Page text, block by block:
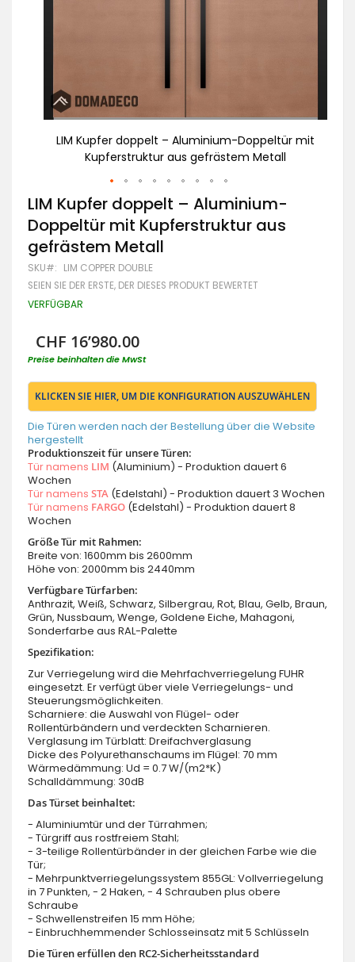
LIM Kupfer doppelt – Aluminium-Doppeltür mit
Kupferstruktur aus gefrästem Metall
Zum
Anfang
der
Bildgalerie
springen
LIM Kupfer doppelt – Aluminium-
Doppeltür mit Kupferstruktur aus
gefrästem Metall
SKU LIM COPPER DOUBLE
SEIEN SIE DER ERSTE, DER DIESES PRODUKT BEWERTET
VERFÜGBAR
CHF 16’980.00
Preise beinhalten die MwSt
KLICKEN SIE HIER, UM DIE KONFIGURATION AUSZUWÄHLEN
Die Türen werden nach der Bestellung über die Website
hergestellt
Produktionszeit für unsere Türen:
Tür namens LIM (Aluminium) - Produktion dauert 6
Wochen
Tür namens STA (Edelstahl) - Produktion dauert 3 Wochen
Tür namens FARGO (Edelstahl) - Produktion dauert 8
Wochen
Größe Tür mit Rahmen:
Breite von: 1600mm bis 2600mm
Höhe von: 2000mm bis 2440mm
Verfügbare Türfarben:
Anthrazit, Weiß, Schwarz, Silbergrau, Rot, Blau, Gelb, Braun,
Grün, Nussbaum, Wenge, Goldene Eiche, Mahagoni,
Sonderfarbe aus RAL-Palette
Spezifikation:
Zur Verriegelung wird die Mehrfachverriegelung FUHR
eingesetzt. Er verfügt über viele Verriegelungs- und
Steuerungsmöglichkeiten.
Scharniere: die Auswahl von Flügel- oder
Rollentürbändern und verdeckten Scharnieren.
Verglasung im Türblatt: Dreifachverglasung
Dicke des Polyurethanschaums im Flügel: 70 mm
Wärmedämmung: Ud = 0.7 W/(m2*K)
Schalldämmung: 30dB
Das Türset beinhaltet:
- Aluminiumtür und der Türrahmen;
- Türgriff aus rostfreiem Stahl;
- 3-teilige Rollentürbänder in der gleichen Farbe wie die
Tür;
- Mehrpunktverriegelungssystem 855GL: Vollverriegelung
in 7 Punkten, - 2 Haken, - 4 Schrauben plus obere
Schraube
- Schwellenstreifen 15 mm Höhe;
- Einbruchhemmender Schlosseinsatz mit 5 Schlüsseln
Die Türen erfüllen den RC2-Sicherheitsstandard